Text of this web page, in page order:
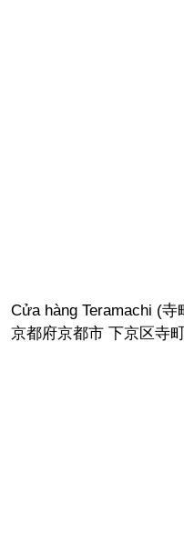
Cửa hàng Teramachi (寺
京都府京都市 下京区寺